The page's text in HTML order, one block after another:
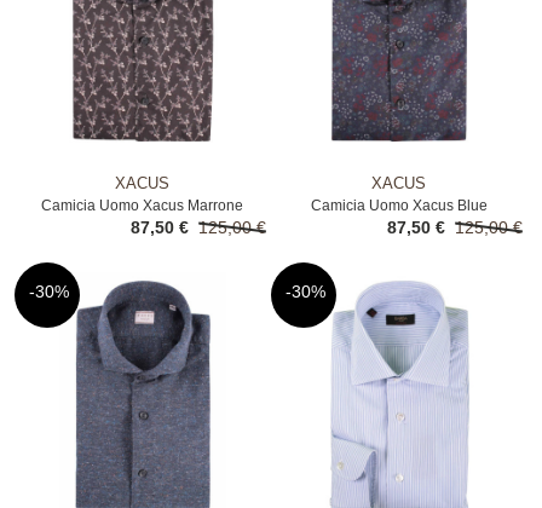
XACUS
Camicia Uomo Xacus Marrone
125,00 €
87,50 €
XACUS
Camicia Uomo Xacus Blue
125,00 €
87,50 €
-30% -30%